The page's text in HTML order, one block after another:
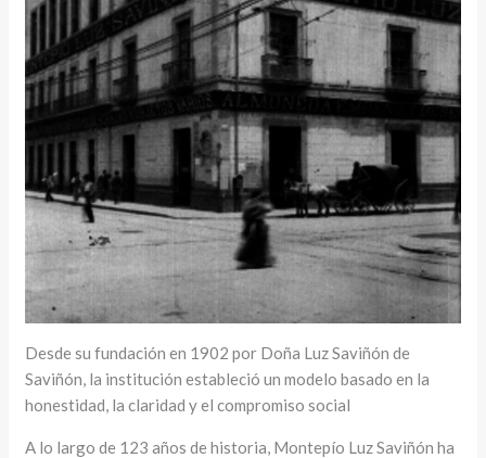
Desde su fundación en 1902 por Doña Luz Saviñón de
Saviñón, la institución estableció un modelo basado en la
honestidad, la claridad y el compromiso social
A lo largo de 123 años de historia, Montepío Luz Saviñón ha